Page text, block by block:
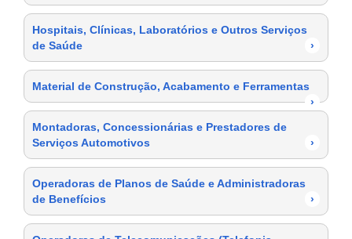
Hospitais, Clínicas, Laboratórios e Outros Serviços
de Saúde
›
Material de Construção, Acabamento e Ferramentas
›
Montadoras, Concessionárias e Prestadores de
Serviços Automotivos
›
Operadoras de Planos de Saúde e Administradoras
de Benefícios
›